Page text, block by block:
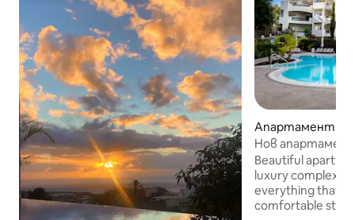
Апартамент –
Нов
комплекс.
басейни
Beautiful
luxury complex in
everything that
comfortable